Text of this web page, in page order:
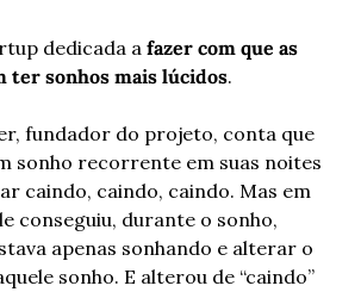
dedicada a fazer com que as
ter sonhos mais lúcidos.
fundador do projeto, conta que
sonho recorrente em suas noites
caindo, caindo, caindo. Mas em
conseguiu, durante o sonho,
apenas sonhando e alterar o
sonho. E alterou de “caindo”